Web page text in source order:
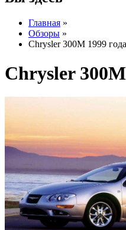
Главная »
Обзоры »
Chrysler 300M 1999 года
Chrysler